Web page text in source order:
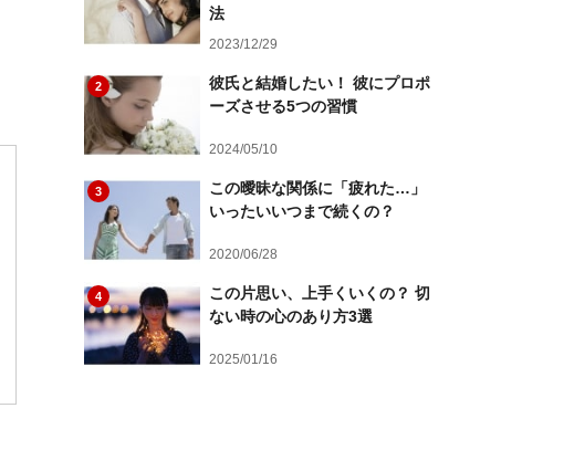
法
2023/12/29
2
彼氏と結婚したい！ 彼にプロポ
ーズさせる5つの習慣
2024/05/10
3
この曖昧な関係に「疲れた…」
いったいいつまで続くの？
2020/06/28
4
この片思い、上手くいくの？ 切
ない時の心のあり方3選
2025/01/16